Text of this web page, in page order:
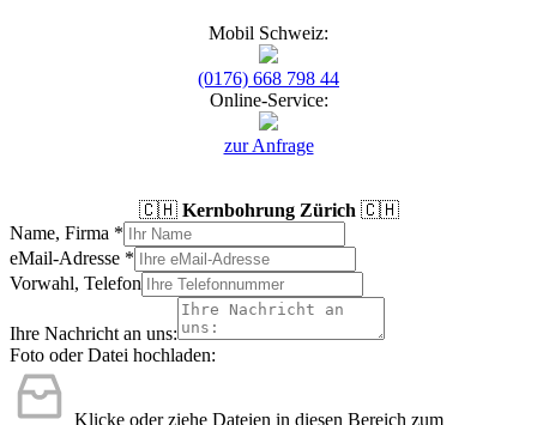
Mobil Schweiz:
(0176) 668 798 44
Online-Service:
zur Anfrage
🇨🇭 Kernbohrung Zürich 🇨🇭
Name, Firma *
eMail-Adresse *
Vorwahl, Telefon
Ihre Nachricht an uns:
Foto oder Datei hochladen:
Klicke oder ziehe Dateien in diesen Bereich zum